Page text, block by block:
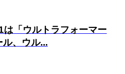
は「ウルトラフォーマー
、ウル...